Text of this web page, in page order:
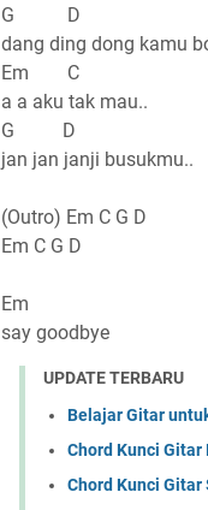
G D
dang ding dong kamu
Em C
a a aku tak mau..
G D
jan jan janji busukmu..
(Outro) Em C G D
Em C G D
Em
say goodbye
UPDATE TERBARU
Belajar Gitar
Chord Kunci Gitar
Chord Kunci Gitar